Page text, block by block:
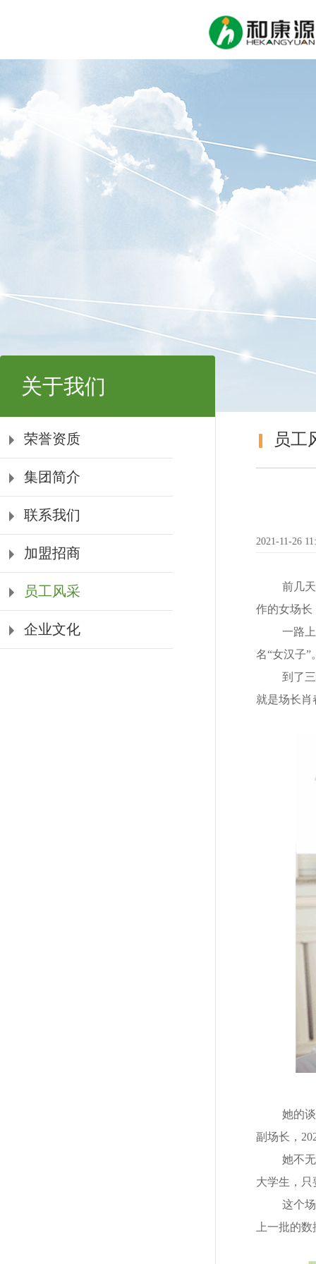
关于我们
荣誉资质
集团简介
联系我们
加盟招商
员工风采
企业文化
员工
2021-11-26
前几
作的女场长
一路
名“女汉子”
到了
就是场长肖
她的
副场长，
她不
大学生，
这个
上一批的